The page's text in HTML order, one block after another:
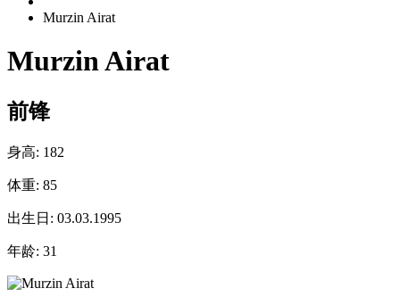
Murzin Airat
Murzin Airat
前锋
身高: 182
体重: 85
出生日: 03.03.1995
年龄: 31